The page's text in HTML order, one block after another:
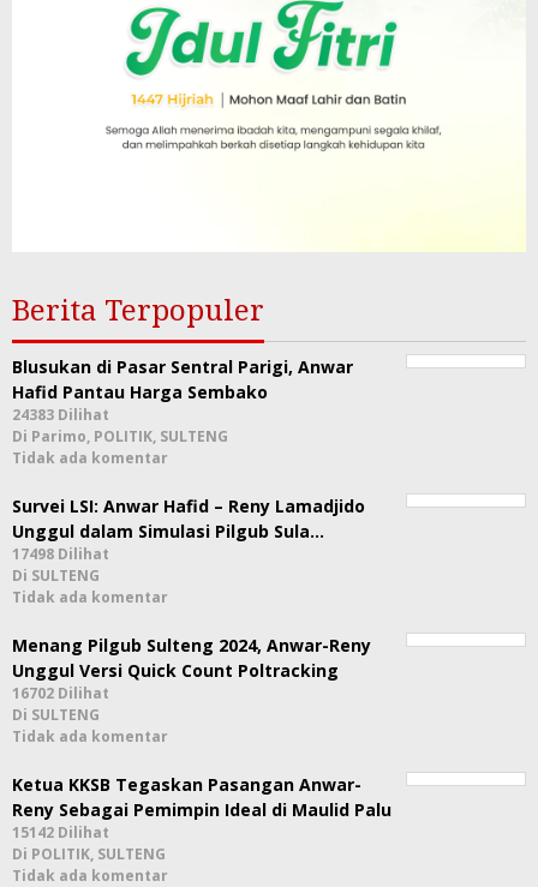
Berita Terpopuler
Blusukan di Pasar Sentral Parigi, Anwar
Hafid Pantau Harga Sembako
24383 Dilihat
Di Parimo, POLITIK, SULTENG
Tidak ada komentar
Survei LSI: Anwar Hafid – Reny Lamadjido
Unggul dalam Simulasi Pilgub Sula…
17498 Dilihat
Di SULTENG
Tidak ada komentar
Menang Pilgub Sulteng 2024, Anwar-Reny
Unggul Versi Quick Count Poltracking
16702 Dilihat
Di SULTENG
Tidak ada komentar
Ketua KKSB Tegaskan Pasangan Anwar-
Reny Sebagai Pemimpin Ideal di Maulid Palu
15142 Dilihat
Di POLITIK, SULTENG
Tidak ada komentar